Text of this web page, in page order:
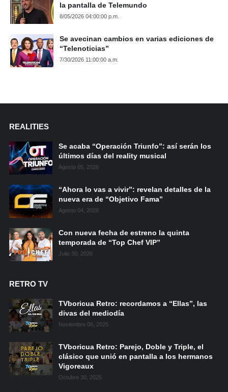
la pantalla de Telemundo
8/05/2026 04:00:00 p.m.
Se avecinan cambios en varias ediciones de
“Telenoticias”
7/30/2026 11:00:00 a.m.
REALITIES
Se acaba “Operación Triunfo”: así serán los
últimos días del reality musical
Agosto 05, 2026
“Ahora lo vas a vivir”: revelan detalles de la
nueva era de “Objetivo Fama”
Agosto 04, 2026
Con nueva fecha de estreno la quinta
temporada de “Top Chef VIP”
Julio 30, 2026
RETRO TV
TVboricua Retro: recordamos a “Ellas”, las
divas del mediodía
Noviembre 06, 2025
TVboricua Retro: Parejo, Doble y Triple, el
clásico que unió en pantalla a los hermanos
Vigoreaux
Octubre 30, 2025